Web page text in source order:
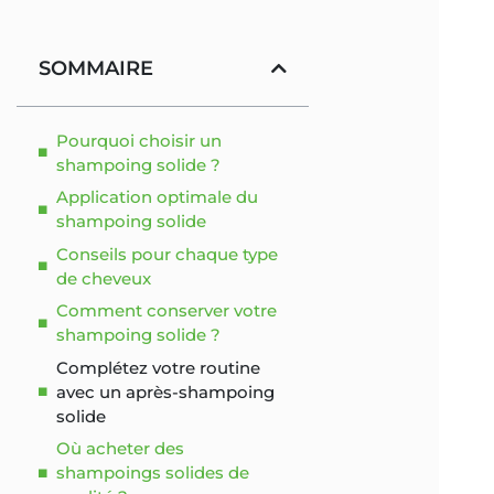
SOMMAIRE
Pourquoi choisir un
shampoing solide ?
Application optimale du
shampoing solide
Conseils pour chaque type
de cheveux
Comment conserver votre
shampoing solide ?
Complétez votre routine
avec un après-shampoing
solide
Où acheter des
shampoings solides de